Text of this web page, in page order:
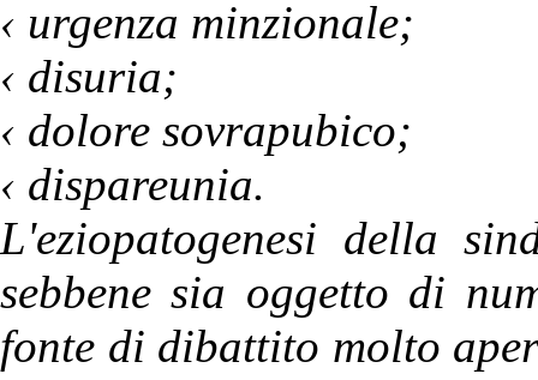
‹ urgenza minzionale;
‹ disuria;
‹ dolore sovrapubico;
‹ dispareunia.
L'eziopatogenesi della
sebbene sia oggetto di
fonte di dibattito molto